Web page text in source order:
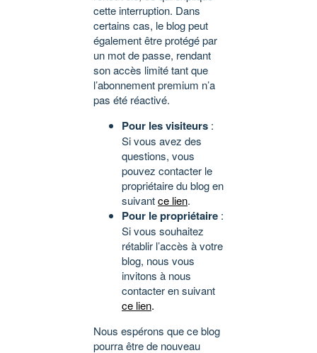
cette interruption. Dans
certains cas, le blog peut
également être protégé par
un mot de passe, rendant
son accès limité tant que
l’abonnement premium n’a
pas été réactivé.
Pour les visiteurs :
Si vous avez des
questions, vous
pouvez contacter le
propriétaire du blog en
suivantce lien.
Pour le propriétaire :
Si vous souhaitez
rétablir l’accès à votre
blog, nous vous
invitons à nous
contacter en suivant
ce lien.
Nous espérons que ce blog
pourra être de nouveau